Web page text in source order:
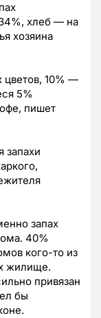
хлеб — на
хозяина
цветов, 10% —
5%
пишет
запахи
запах
40%
кого-то из
жилище.
привязан
бы